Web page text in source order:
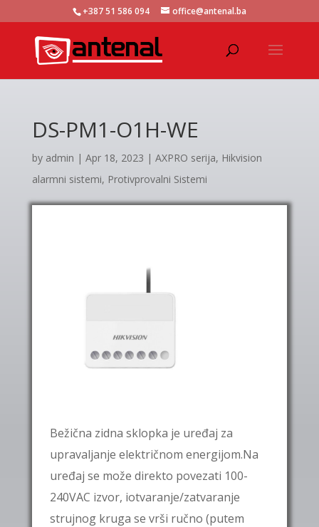
+387 51 586 094 office@antenal.ba
DS-PM1-O1H-WE
by admin | Apr 18, 2023 | AXPRO serija, Hikvision
alarmni sistemi, Protivprovalni Sistemi
Bežična zidna sklopka je uređaj za
upravaljanje električnom energijom.Na
uređaj se može direkto povezati 100-
240VAC izvor, iotvaranje/zatvaranje
strujnog kruga se vrši ručno (putem